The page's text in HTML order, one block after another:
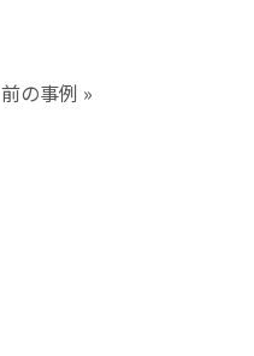
前の事例 »